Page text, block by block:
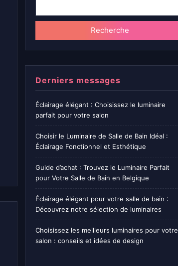
Recherche
Derniers messages
Éclairage élégant : Choisissez le luminaire
parfait pour votre salon
Choisir le Luminaire de Salle de Bain Idéal :
Éclairage Fonctionnel et Esthétique
Guide d’achat : Trouvez le Luminaire Parfait
pour Votre Salle de Bain en Belgique
Éclairage élégant pour votre salle de bain :
Découvrez notre sélection de luminaires
Choisissez les meilleurs luminaires pour votre
salon : conseils et idées de design